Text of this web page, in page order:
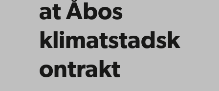
at Åbos
klimatstadsk
ontrakt